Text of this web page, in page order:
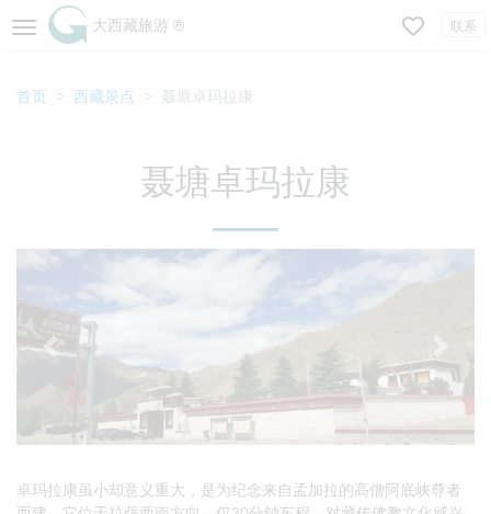
大西藏旅游 ® 联系
首页 西藏景点 聂塘卓玛拉康
聂塘卓玛拉康
卓玛拉康虽小却意义重大，是为纪念来自孟加拉的高僧阿底峡尊者